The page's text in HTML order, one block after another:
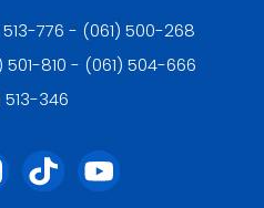
776 - (061) 500-268
810 - (061) 504-666
513-346